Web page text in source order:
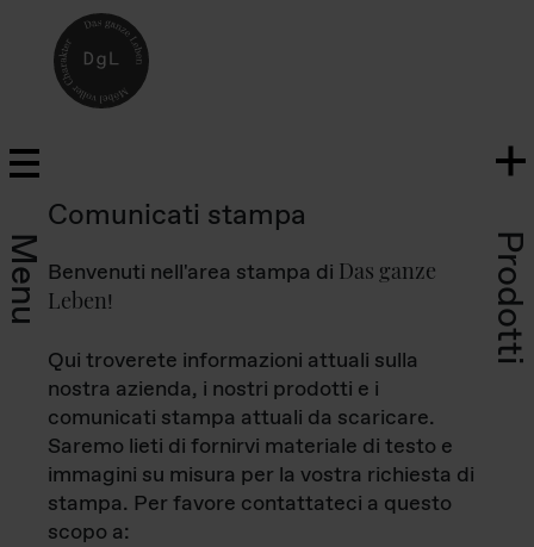
Menu Prodotti
Comunicati stampa
Benvenuti nell'area stampa di Das ganze
Leben!
Qui troverete informazioni attuali sulla
nostra azienda, i nostri prodotti e i
comunicati stampa attuali da scaricare.
Saremo lieti di fornirvi materiale di testo e
immagini su misura per la vostra richiesta di
stampa. Per favore contattateci a questo
scopo a: